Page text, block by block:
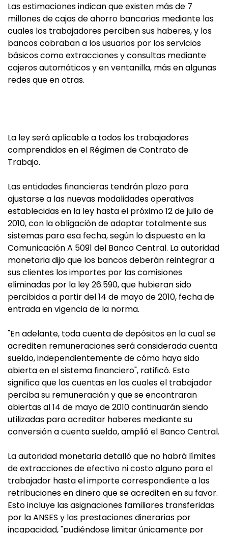
Las estimaciones indican que existen más de 7
millones de cajas de ahorro bancarias mediante las
cuales los trabajadores perciben sus haberes, y los
bancos cobraban a los usuarios por los servicios
básicos como extracciones y consultas mediante
cajeros automáticos y en ventanilla, más en algunas
redes que en otras.
La ley será aplicable a todos los trabajadores
comprendidos en el Régimen de Contrato de
Trabajo.
Las entidades financieras tendrán plazo para
ajustarse a las nuevas modalidades operativas
establecidas en la ley hasta el próximo 12 de julio de
2010, con la obligación de adaptar totalmente sus
sistemas para esa fecha, según lo dispuesto en la
Comunicación A 5091 del Banco Central. La autoridad
monetaria dijo que los bancos deberán reintegrar a
sus clientes los importes por las comisiones
eliminadas por la ley 26.590, que hubieran sido
percibidos a partir del 14 de mayo de 2010, fecha de
entrada en vigencia de la norma.
"En adelante, toda cuenta de depósitos en la cual se
acrediten remuneraciones será considerada cuenta
sueldo, independientemente de cómo haya sido
abierta en el sistema financiero", ratificó. Esto
significa que las cuentas en las cuales el trabajador
perciba su remuneración y que se encontraran
abiertas al 14 de mayo de 2010 continuarán siendo
utilizadas para acreditar haberes mediante su
conversión a cuenta sueldo, amplió el Banco Central.
La autoridad monetaria detalló que no habrá límites
de extracciones de efectivo ni costo alguno para el
trabajador hasta el importe correspondiente a las
retribuciones en dinero que se acrediten en su favor.
Esto incluye las asignaciones familiares transferidas
por la ANSES y las prestaciones dinerarias por
incapacidad, "pudiéndose limitar únicamente por